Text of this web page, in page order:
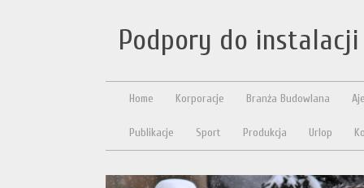
Podpory do instalacji
Home Korporacje Branża Budowlana
Publikacje Sport Produkcja Urlop